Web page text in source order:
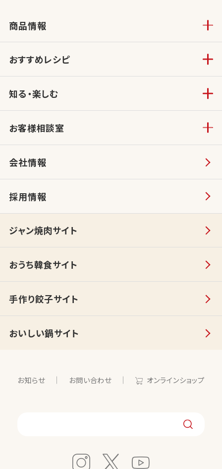
商品情報
おすすめレシピ
知る・楽しむ
お客様相談室
会社情報
採用情報
ジャン焼肉サイト
おうち韓食サイト
手作り餃子サイト
おいしい鍋サイト
お知らせ お問い合わせ オンラインショップ